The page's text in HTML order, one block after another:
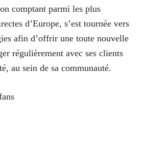
comptant parmi les plus
d’Europe, s’est tournée vers
afin d’offrir une toute nouvelle
régulièrement avec ses clients
au sein de sa communauté.